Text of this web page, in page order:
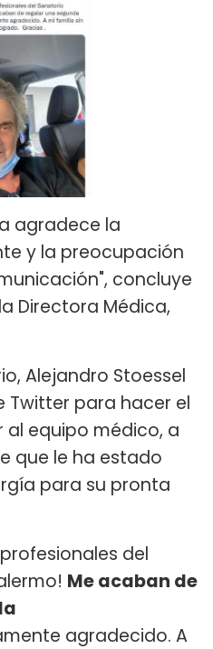
agradece la
y la preocupación
concluye
Directora Médica,
Alejandro Stoessel
Twitter para hacer el
equipo médico, a
que le ha estado
para su pronta
del
Me acaban de
agradecido. A